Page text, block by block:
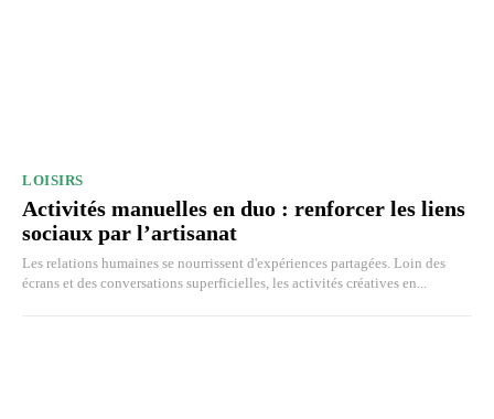
LOISIRS
Activités manuelles en duo : renforcer les liens
sociaux par l’artisanat
Les relations humaines se nourrissent d'expériences partagées. Loin des
écrans et des conversations superficielles, les activités créatives en...